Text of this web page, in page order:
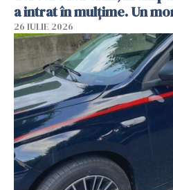
a intrat în mulțime. Un
26 IULIE 2026